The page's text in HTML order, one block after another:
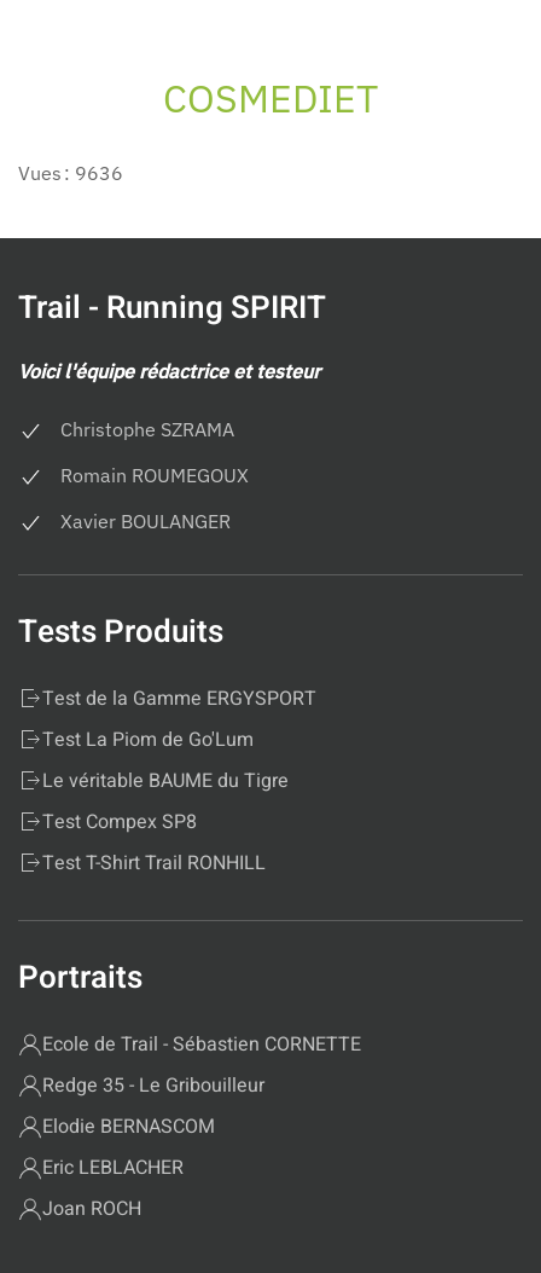
COSMEDIET
Vues : 9636
Trail - Running SPIRIT
Voici l'équipe rédactrice et testeur
Christophe SZRAMA
Romain ROUMEGOUX
Xavier BOULANGER
Tests Produits
Test de la Gamme ERGYSPORT
Test La Piom de Go'Lum
Le véritable BAUME du Tigre
Test Compex SP8
Test T-Shirt Trail RONHILL
Portraits
Ecole de Trail - Sébastien CORNETTE
Redge 35 - Le Gribouilleur
Elodie BERNASCOM
Eric LEBLACHER
Joan ROCH